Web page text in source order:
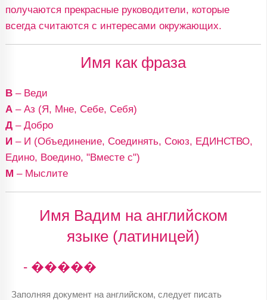
получаются прекрасные руководители, которые
всегда считаются с интересами окружающих.
Имя как фраза
В– Веди
А– Аз (Я, Мне, Себе, Себя)
Д– Добро
И – И (Объединение, Соединять, Союз, ЕДИНСТВО,
Едино, Воедино, "Вместе с")
М – Мыслите
Имя Вадим на английском
языке (латиницей)
- �����
Заполняя документ на английском, следует писать